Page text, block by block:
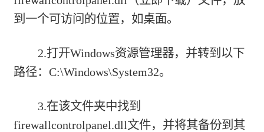
到一个可访问的位置，如桌面。
2.打开Windows资源管理器，并转到以下
路径：C:\Windows\System32。
3.在该文件夹中找到
firewallcontrolpanel.dll文件，并将其备份到其